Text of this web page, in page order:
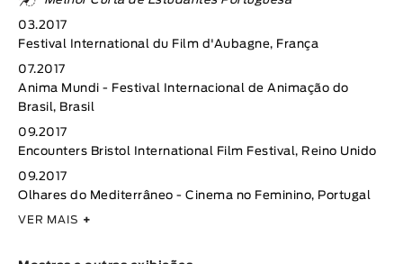
03.2017
Festival International du Film d'Aubagne, França
07.2017
Anima Mundi - Festival Internacional de Animação do
Brasil, Brasil
09.2017
Encounters Bristol International Film Festival, Reino Unido
09.2017
Olhares do Mediterrâneo - Cinema no Feminino, Portugal
VER MAIS +